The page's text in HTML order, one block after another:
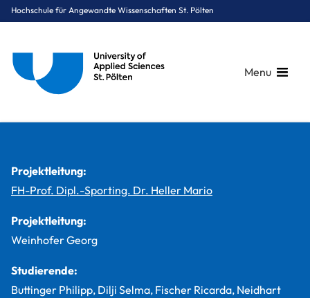
Hochschule für Angewandte Wissenschaften St. Pölten
Menu
Projektleitung:
FH-Prof. Dipl.-Sporting. Dr. Heller Mario
Projektleitung:
Weinhofer Georg
Studierende:
Buttinger Philipp, Dilji Selma, Fischer Ricarda, Neidhart